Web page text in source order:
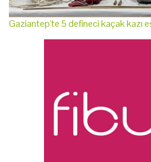
Gaziantep'te 5 defineci kaçak kazı